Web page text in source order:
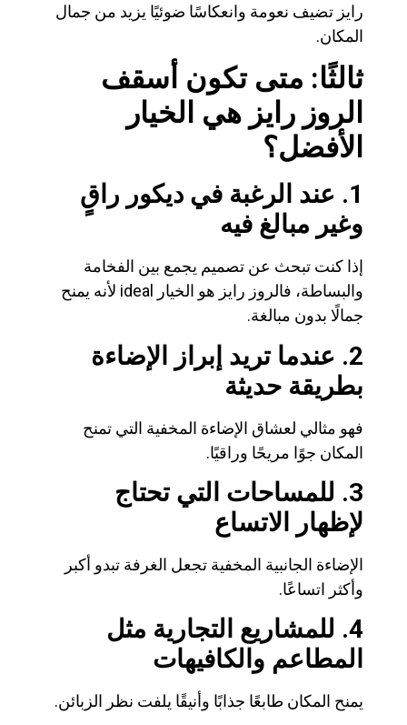
رايز تضيف نعومة وانعكاسًا ضوئيًا يزيد من جمال
المكان.
ثالثًا: متى تكون أسقف
الروز رايز هي الخيار
الأفضل؟
1. عند الرغبة في ديكور راقٍ
وغير مبالغ فيه
إذا كنت تبحث عن تصميم يجمع بين الفخامة
والبساطة، فالروز رايز هو الخيار ideal لأنه يمنح
جمالًا بدون مبالغة.
2. عندما تريد إبراز الإضاءة
بطريقة حديثة
فهو مثالي لعشاق الإضاءة المخفية التي تمنح
المكان جوًا مريحًا وراقيًا.
3. للمساحات التي تحتاج
لإظهار الاتساع
الإضاءة الجانبية المخفية تجعل الغرفة تبدو أكبر
وأكثر اتساعًا.
4. للمشاريع التجارية مثل
المطاعم والكافيهات
يمنح المكان طابعًا جذابًا وأنيقًا يلفت نظر الزبائن.